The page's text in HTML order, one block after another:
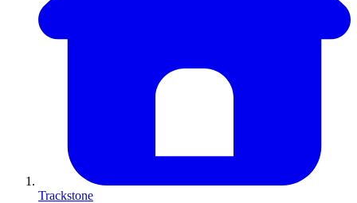
Trackstone